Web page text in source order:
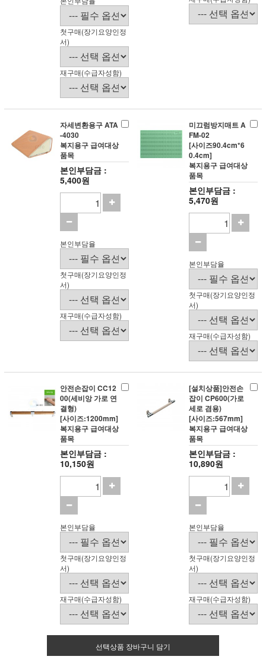
첫구매(장기요양인정
서)
재구매(수급자성함)
자세변환용구 ATA
-4030
복지용구 급여대상
품목
본인부담금 :
5,400원
본인부담율
첫구매(장기요양인정
서)
재구매(수급자성함)
미끄럼방지매트 A
FM-02
[사이즈90.4cm*6
0.4cm]
복지용구 급여대상
품목
본인부담금 :
5,470원
본인부담율
첫구매(장기요양인정
서)
재구매(수급자성함)
안전손잡이 CC12
00(세비앙 가로 연
결형)
[사이즈:1200mm]
복지용구 급여대상
품목
본인부담금 :
10,150원
본인부담율
첫구매(장기요양인정
서)
재구매(수급자성함)
[설치상품]안전손
잡이 CP600(가로
세로 겸용)
[사이즈:567mm]
복지용구 급여대상
품목
본인부담금 :
10,890원
본인부담율
첫구매(장기요양인정
서)
재구매(수급자성함)
선택상품 장바구니 담기